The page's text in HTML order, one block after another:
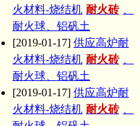
火材料-烧结机 耐火砖
耐火球、铝矾土
[2019-01-17] 供应高炉耐
火材料-烧结机 耐火砖
耐火球、铝矾土
[2019-01-17] 供应高炉耐
火材料-烧结机 耐火砖